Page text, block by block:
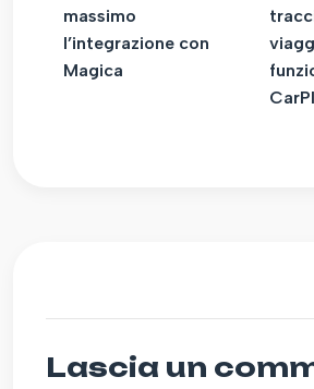
massimo
l’integrazione con
Magica
Lascia un